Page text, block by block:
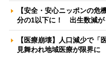
【安全・安心ニッポンの
分の1以下に！ 出生数減
【医療崩壊】人口減少で「
見舞われ地域医療が限界